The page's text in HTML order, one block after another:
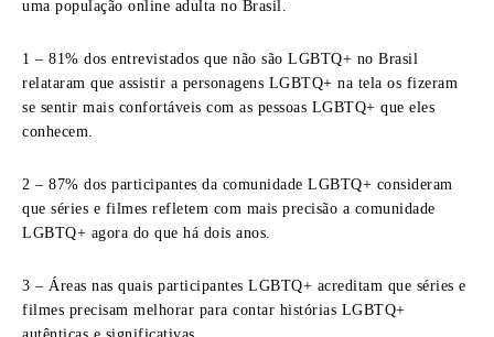
uma população online adulta no Brasil.
1 – 81% dos entrevistados que não são LGBTQ+ no Brasil
relataram que assistir a personagens LGBTQ+ na tela os fizeram
se sentir mais confortáveis com as pessoas LGBTQ+ que eles
conhecem.
2 – 87% dos participantes da comunidade LGBTQ+ consideram
que séries e filmes refletem com mais precisão a comunidade
LGBTQ+ agora do que há dois anos.
3 – Áreas nas quais participantes LGBTQ+ acreditam que séries e
filmes precisam melhorar para contar histórias LGBTQ+